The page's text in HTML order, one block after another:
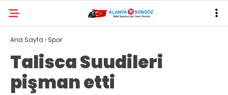
29.2°
Ana Sayfa › Spor
Talisca Suudileri
pişman etti